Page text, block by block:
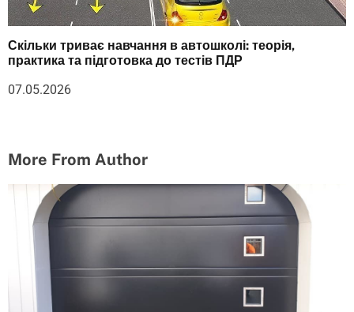
Скільки триває навчання в автошколі: теорія,
практика та підготовка до тестів ПДР
07.05.2026
More From Author